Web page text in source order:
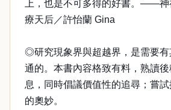
上，也是不可多得的好書。——
療天后／許怡蘭 Gina
◎研究現象界與超越界，是需要有
通的。本書內容格致有料，熟讀
息，同時倡議價值性的追尋；嘗
的奧妙。